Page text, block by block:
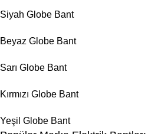
Siyah Globe Bant
Beyaz Globe Bant
Sarı Globe Bant
Kırmızı Globe Bant
Yeşil Globe Bant